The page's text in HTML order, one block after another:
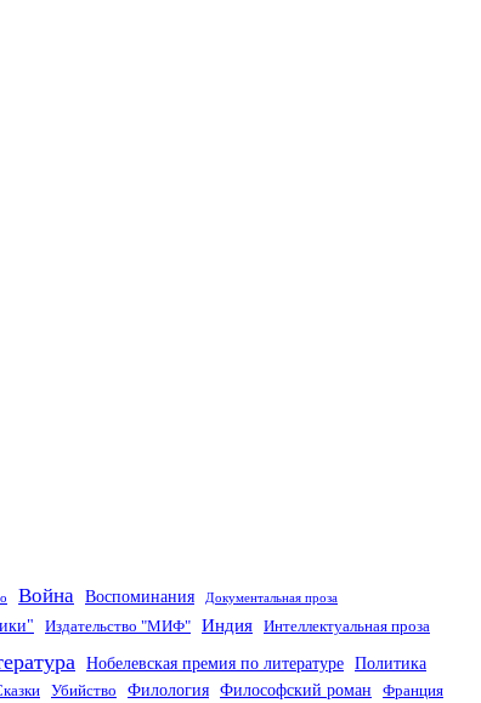
Война Воспоминания Документальная проза
Издательство "МИФ" Индия Интеллектуальная проза
Нобелевская премия по литературе Политика
Убийство Филология Философский роман Франция